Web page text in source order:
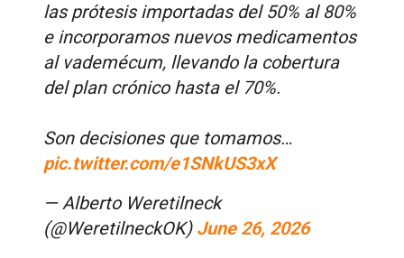
las prótesis importadas del 50% al 80%
e incorporamos nuevos medicamentos
al vademécum, llevando la cobertura
del plan crónico hasta el 70%.
Son decisiones que tomamos…
pic.twitter.com/e1SNkUS3xX
— Alberto Weretilneck
(@WeretilneckOK) June 26, 2026